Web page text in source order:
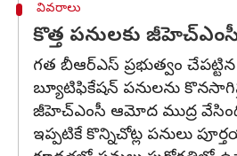
వివరాలు
కొత్త పనులకు
గత బీఆర్ఎస్ ప్రభుత్వం చేపట్టిన
బ్యూటిఫికేషన్ పనులను
జీహెచ్‌ఎంసీ ఆమోద ముద్ర
ఇప్పటికే కొన్నిచోట్ల పనులు